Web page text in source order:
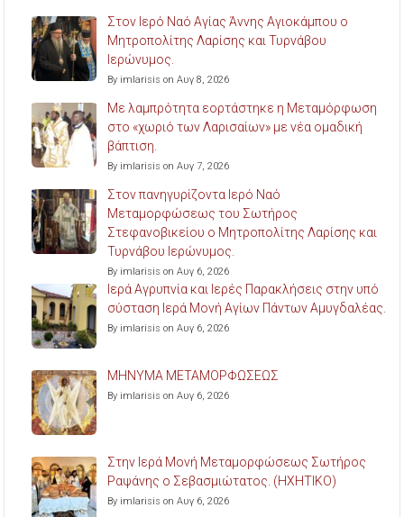
Στον Ιερό Ναό Αγίας Άννης Αγιοκάμπου ο
Μητροπολίτης Λαρίσης και Τυρνάβου
Ιερώνυμος.
By imlarisis on Αυγ 8, 2026
Με λαμπρότητα εορτάστηκε η Μεταμόρφωση
στο «χωριό των Λαρισαίων» με νέα ομαδική
βάπτιση.
By imlarisis on Αυγ 7, 2026
Στον πανηγυρίζοντα Ιερό Ναό
Μεταμορφώσεως του Σωτήρος
Στεφανοβικείου ο Μητροπολίτης Λαρίσης και
Τυρνάβου Ιερώνυμος.
By imlarisis on Αυγ 6, 2026
Ιερά Αγρυπνία και Ιερές Παρακλήσεις στην υπό
σύσταση Ιερά Μονή Αγίων Πάντων Αμυγδαλέας.
By imlarisis on Αυγ 6, 2026
ΜΗΝΥΜΑ ΜΕΤΑΜΟΡΦΩΣΕΩΣ
By imlarisis on Αυγ 6, 2026
Στην Ιερά Μονή Μεταμορφώσεως Σωτήρος
Ραψάνης ο Σεβασμιώτατος. (ΗΧΗΤΙΚΟ)
By imlarisis on Αυγ 6, 2026